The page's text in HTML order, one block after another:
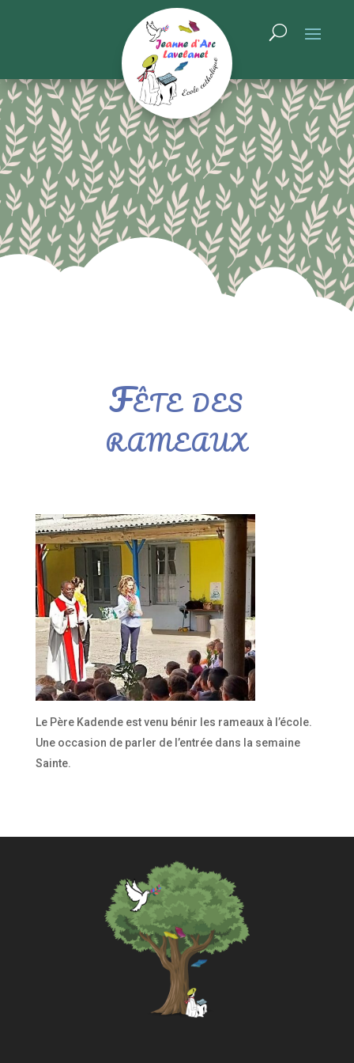
Fête des
rameaux
Le Père Kadende est venu bénir les rameaux à l’école.
Une occasion de parler de l’entrée dans la semaine
Sainte.